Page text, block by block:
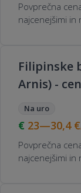
Povprečna
najcenejšimi in
Filipinske
Arnis) -
Na uro
23—30,4
Povprečna
najcenejšimi in